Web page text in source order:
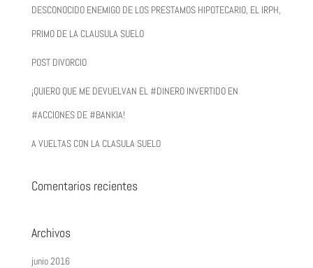
DESCONOCIDO ENEMIGO DE LOS PRESTAMOS HIPOTECARIO, EL IRPH,
PRIMO DE LA CLAUSULA SUELO
POST DIVORCIO
¡QUIERO QUE ME DEVUELVAN EL #DINERO INVERTIDO EN
#ACCIONES DE #BANKIA!
A VUELTAS CON LA CLASULA SUELO
Comentarios recientes
Archivos
junio 2016